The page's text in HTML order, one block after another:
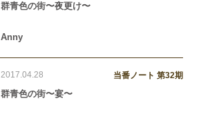
群青色の街〜夜更け〜
Anny
2017.04.28 当番ノート 第32期
群青色の街〜宴〜